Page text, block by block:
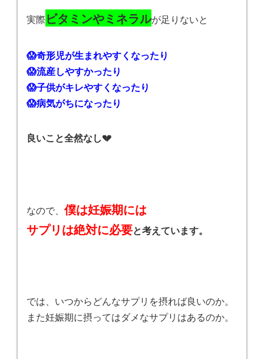
実際ビタミンやミネラルが足りないと
😱奇形児が生まれやすくなったり
😱流産しやすかったり
😱子供がキレやすくなったり
😱病気がちになったり
良いこと全然なし💔
なので、僕は妊娠期には
サプリは絶対に必要と考えています。
では、いつからどんなサプリを摂れば良いのか。
また妊娠期に摂ってはダメなサプリはあるのか。